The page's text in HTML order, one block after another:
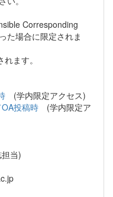
Corresponding
た場合に限定されま
ます。
(学内限定アクセス)
投稿時 (学内限定ア
当)